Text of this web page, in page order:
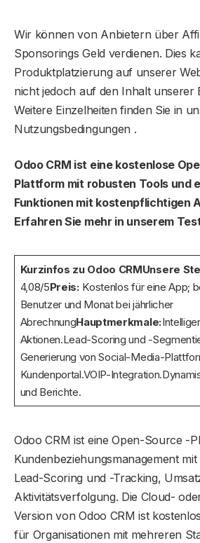
Wir können von Anbietern über
Sponsorings Geld verdienen. Dies
Produktplatzierung auf unserer
nicht jedoch auf den Inhalt unserer
Weitere Einzelheiten finden Sie in
Nutzungsbedingungen .
Odoo CRM ist eine kostenlose
Plattform mit robusten Tools und
Funktionen mit kostenpflichtigen
Erfahren Sie mehr in unserem
Kurzinfos zu Odoo CRMUnsere
4,08/5Preis: Kostenlos für eine App;
Benutzer und Monat bei jährlicher
AbrechnungHauptmerkmale:
Aktionen.Lead-Scoring und -
Generierung von Social-Media-
Kundenportal.VOIP-
und Berichte.
Odoo CRM ist eine Open-Source -
Kundenbeziehungsmanagement
Lead-Scoring und -Tracking,
Aktivitätsverfolgung. Die Cloud-
Version von Odoo CRM ist
für Organisationen mit mehreren